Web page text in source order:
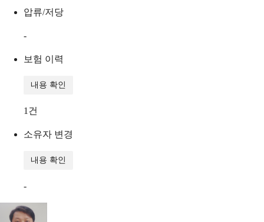
압류/저당
-
보험 이력
내용 확인
1 건
소유자 변경
내용 확인
-